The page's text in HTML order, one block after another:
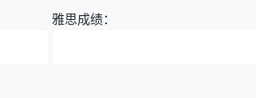
雅思成绩：